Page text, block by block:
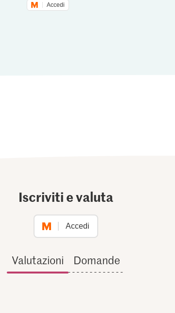
Accedi
Iscriviti e valuta
Accedi
Valutazioni Domande